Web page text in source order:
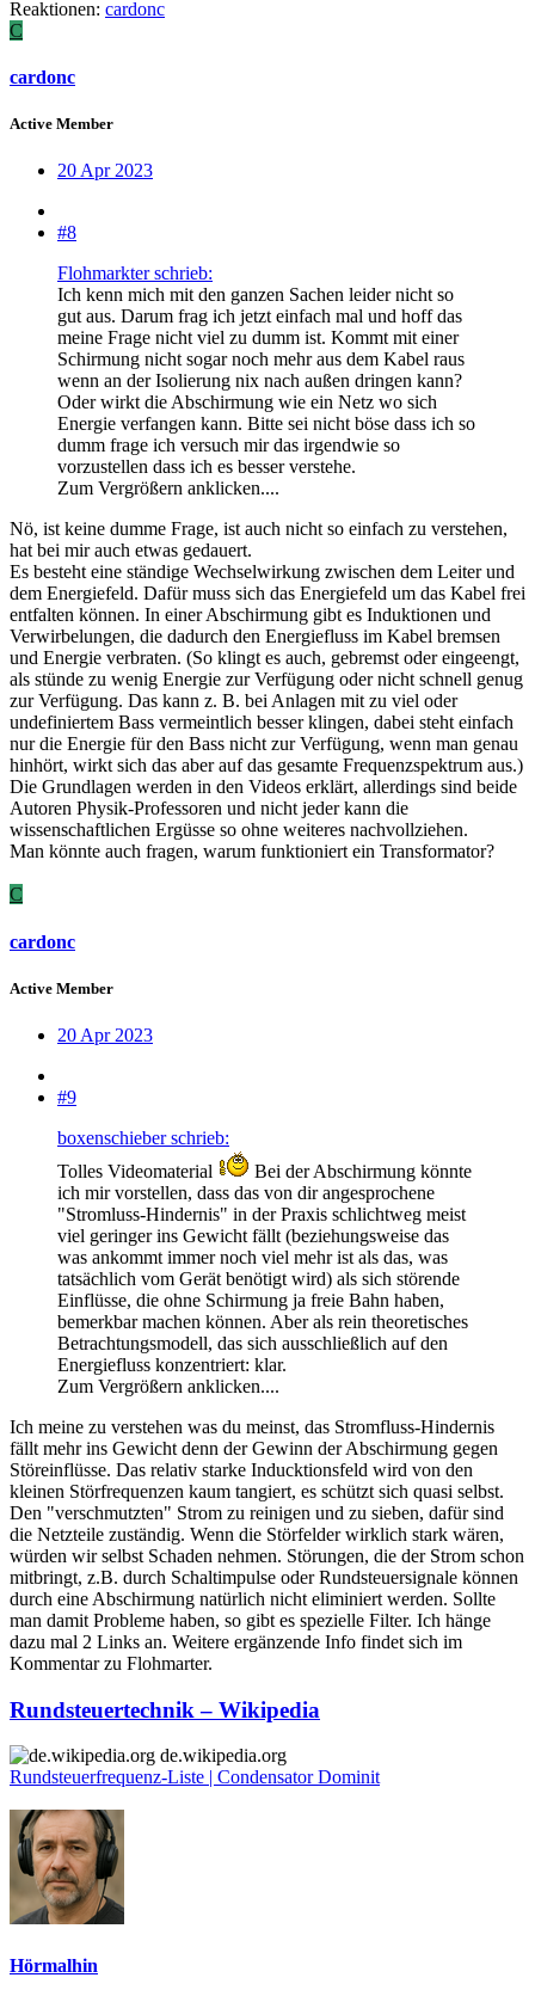
Reaktionen: cardonc
C
cardonc
Active Member
20 Apr 2023
#8
Flohmarkter schrieb:
Ich kenn mich mit den ganzen Sachen leider nicht so
gut aus. Darum frag ich jetzt einfach mal und hoff das
meine Frage nicht viel zu dumm ist. Kommt mit einer
Schirmung nicht sogar noch mehr aus dem Kabel raus
wenn an der Isolierung nix nach außen dringen kann?
Oder wirkt die Abschirmung wie ein Netz wo sich
Energie verfangen kann. Bitte sei nicht böse dass ich so
dumm frage ich versuch mir das irgendwie so
vorzustellen dass ich es besser verstehe.
Zum Vergrößern anklicken....
Nö, ist keine dumme Frage, ist auch nicht so einfach zu verstehen,
hat bei mir auch etwas gedauert.
Es besteht eine ständige Wechselwirkung zwischen dem Leiter und
dem Energiefeld. Dafür muss sich das Energiefeld um das Kabel frei
entfalten können. In einer Abschirmung gibt es Induktionen und
Verwirbelungen, die dadurch den Energiefluss im Kabel bremsen
und Energie verbraten. (So klingt es auch, gebremst oder eingeengt,
als stünde zu wenig Energie zur Verfügung oder nicht schnell genug
zur Verfügung. Das kann z. B. bei Anlagen mit zu viel oder
undefiniertem Bass vermeintlich besser klingen, dabei steht einfach
nur die Energie für den Bass nicht zur Verfügung, wenn man genau
hinhört, wirkt sich das aber auf das gesamte Frequenzspektrum aus.)
Die Grundlagen werden in den Videos erklärt, allerdings sind beide
Autoren Physik-Professoren und nicht jeder kann die
wissenschaftlichen Ergüsse so ohne weiteres nachvollziehen.
Man könnte auch fragen, warum funktioniert ein Transformator?
C
cardonc
Active Member
20 Apr 2023
#9
boxenschieber schrieb:
Tolles Videomaterial
Bei der Abschirmung könnte
ich mir vorstellen, dass das von dir angesprochene
"Stromluss-Hindernis" in der Praxis schlichtweg meist
viel geringer ins Gewicht fällt (beziehungsweise das
was ankommt immer noch viel mehr ist als das, was
tatsächlich vom Gerät benötigt wird) als sich störende
Einflüsse, die ohne Schirmung ja freie Bahn haben,
bemerkbar machen können. Aber als rein theoretisches
Betrachtungsmodell, das sich ausschließlich auf den
Energiefluss konzentriert: klar.
Zum Vergrößern anklicken....
Ich meine zu verstehen was du meinst, das Stromfluss-Hindernis
fällt mehr ins Gewicht denn der Gewinn der Abschirmung gegen
Störeinflüsse. Das relativ starke Inducktionsfeld wird von den
kleinen Störfrequenzen kaum tangiert, es schützt sich quasi selbst.
Den "verschmutzten" Strom zu reinigen und zu sieben, dafür sind
die Netzteile zuständig. Wenn die Störfelder wirklich stark wären,
würden wir selbst Schaden nehmen. Störungen, die der Strom schon
mitbringt, z.B. durch Schaltimpulse oder Rundsteuersignale können
durch eine Abschirmung natürlich nicht eliminiert werden. Sollte
man damit Probleme haben, so gibt es spezielle Filter. Ich hänge
dazu mal 2 Links an. Weitere ergänzende Info findet sich im
Kommentar zu Flohmarter.
Rundsteuertechnik – Wikipedia
de.wikipedia.org
Rundsteuerfrequenz-Liste | Condensator Dominit
Hörmalhin